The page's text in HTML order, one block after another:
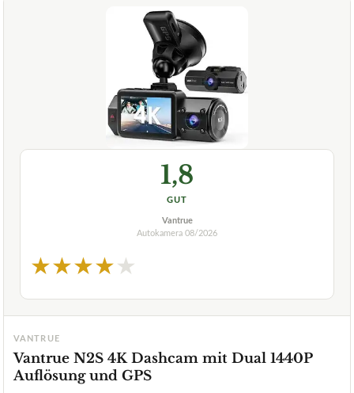
1,8
GUT
Vantrue
Autokamera 08/2026
★★★★★
VANTRUE
Vantrue N2S 4K Dashcam mit Dual 1440P
Auflösung und GPS